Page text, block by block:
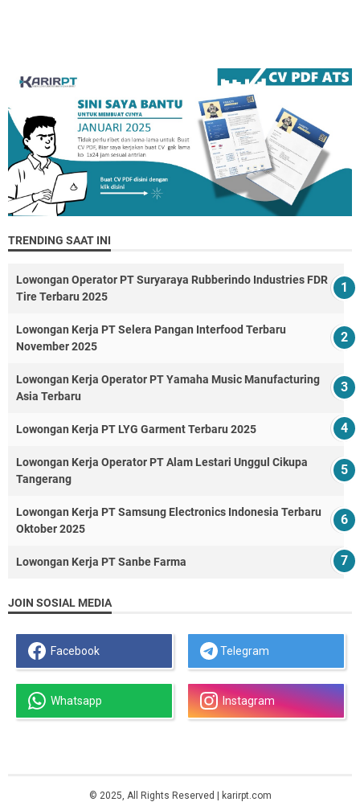
TRENDING SAAT INI
Lowongan Operator PT Suryaraya Rubberindo Industries FDR
Tire Terbaru 2025
Lowongan Kerja PT Selera Pangan Interfood Terbaru
November 2025
Lowongan Kerja Operator PT Yamaha Music Manufacturing
Asia Terbaru
Lowongan Kerja PT LYG Garment Terbaru 2025
Lowongan Kerja Operator PT Alam Lestari Unggul Cikupa
Tangerang
Lowongan Kerja PT Samsung Electronics Indonesia Terbaru
Oktober 2025
Lowongan Kerja PT Sanbe Farma
JOIN SOSIAL MEDIA
Facebook Telegram
Whatsapp Instagram
© 2025, All Rights Reserved | karirpt.com